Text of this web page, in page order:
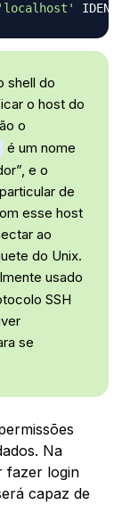
'localhost'
shell do
o host do
o
é um nome
e o
de
esse host
ao
do Unix.
usado
SSH
se
Na
fazer login
capaz de